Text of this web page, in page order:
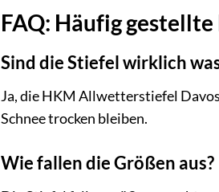
FAQ: Häufig
Sind die Stiefel wirklich
Ja, die HKM Allwetterstiefel
Schnee trocken bleiben.
Wie fallen die Größen aus?